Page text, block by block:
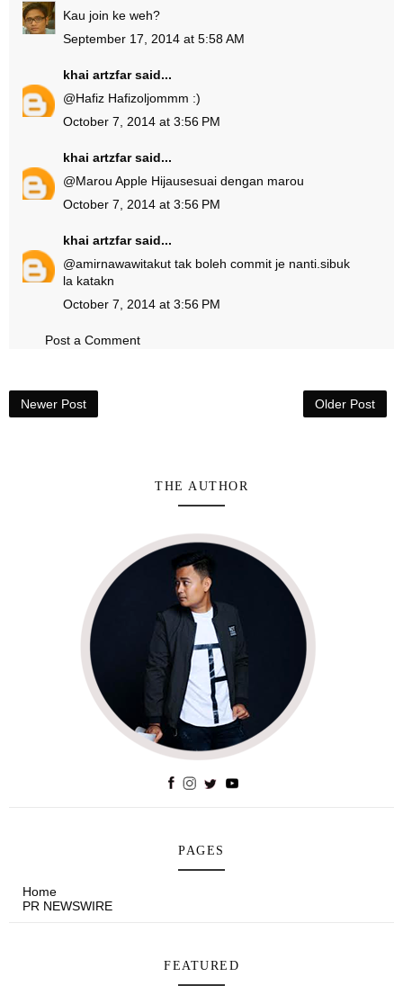
Kau join ke weh?
September 17, 2014 at 5:58 AM
khai artzfarsaid...
@Hafiz Hafizoljommm :)
October 7, 2014 at 3:56 PM
khai artzfarsaid...
@Marou Apple Hijausesuai dengan marou
October 7, 2014 at 3:56 PM
khai artzfarsaid...
@amirnawawitakut tak boleh commit je nanti.sibuk
la katakn
October 7, 2014 at 3:56 PM
Post a Comment
Newer Post Older Post
THE AUTHOR
PAGES
Home
PR NEWSWIRE
FEATURED